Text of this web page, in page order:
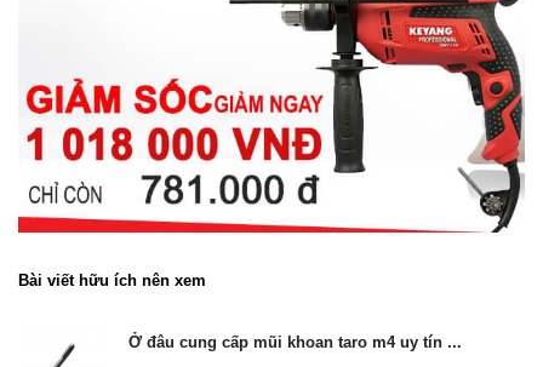
Bài viết hữu ích nên xem
Ở đâu cung cấp mũi khoan taro m4 uy tín ...